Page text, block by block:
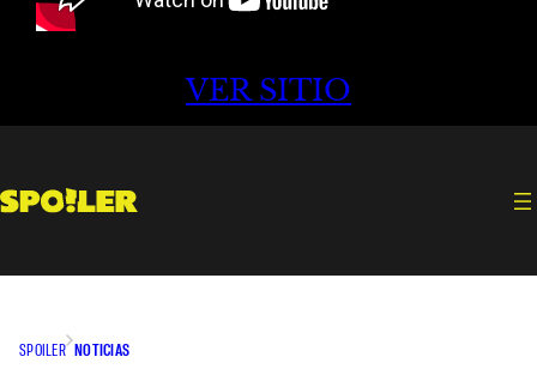
VER SITIO
SPOILER NOTICIAS